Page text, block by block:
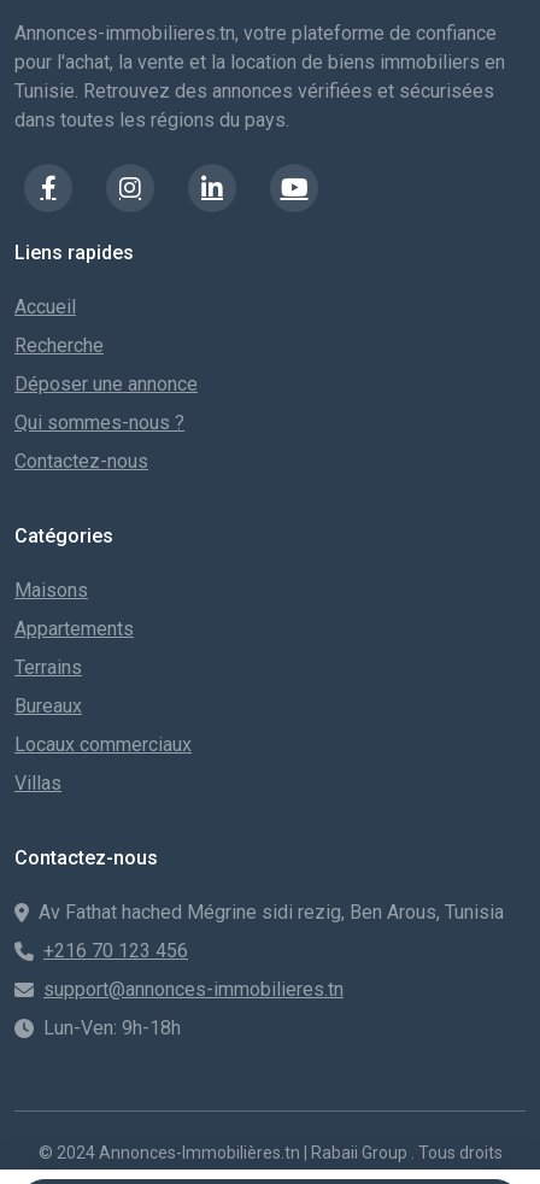
Annonces-immobilieres.tn, votre plateforme de confiance
pour l'achat, la vente et la location de biens immobiliers en
Tunisie. Retrouvez des annonces vérifiées et sécurisées
dans toutes les régions du pays.
Liens rapides
Accueil
Recherche
Déposer une annonce
Qui sommes-nous ?
Contactez-nous
Catégories
Maisons
Appartements
Terrains
Bureaux
Locaux commerciaux
Villas
Contactez-nous
Av Fathat hached Mégrine sidi rezig, Ben Arous, Tunisia
+216 70 123 456
support@annonces-immobilieres.tn
Lun-Ven: 9h-18h
© 2024 Annonces-Immobilières.tn | Rabaii Group . Tous droits
réservés. Créé parAhmed Rabaii |Voitures d'occasion en Tunisie